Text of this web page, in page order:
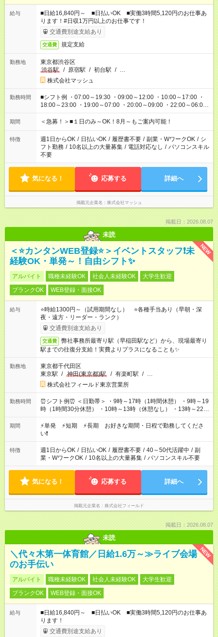
給与
■日給16,840円～ ■日払いOK ■実働3時間5,120円のお仕事あ
ります！#日収1万円以上のお仕事です！
交通費別途支給あり
交通費 規定支給
勤務地
東京都渋谷区
渋谷駅
/ 原宿駅 / 初台駅 / …
株式会社マッシュ
勤務時間
■シフト例 ・07:00～19:30 ・09:00～12:00 ・10:00～17:00 ・
18:00～23:00 ・19:00～07:00 ・20:00～09:00 ・22:00～06:00
etc ★最短で3時間で5,120円のお仕事から 15時間で2万円近く稼
げるお仕事も！ ご希望のお時間に合わせてご紹介！ ※シフトは
ください！
期間 ＜急募！＞■１日のみ～OK！8月～もご案内可能！
特徴 週1日からOK / 日払いOK / 履歴書不要 / 副業・WワークOK / シ
フト勤務 / 10名以上の大量募集 / 電話対応なし / パソコンスキル
不要
気になる！ 応募する 詳細へ
掲載元企業名 株式会社マッシュ
掲載日：2026.08.07
未読
NEW
＜⭐カンタンWEB登録⭐＞イベントスタッフ❗未
経験OK・単発～！自由シフト✨
アルバイト 職種未経験OK 社会人未経験OK
大学生歓迎
ブランクOK
WEB登録・面接OK
給与
⭐時給1300円～（試用期間なし） ⭐各種手当あり（早朝・深
夜・遠方・リーダー・ランク）
交通費別途支給あり
交通費
弊社事務所最寄り駅（早稲田駅など）から、現場最寄り
駅までの往復分支給！実費よりプラスになることも✨
勤務地
東京都千代田区
東京駅 / 神田(東京都)駅 / 有楽町駅 / …
株式会社フィールド東京営業所
勤務時間
⏰シフト例⏰ ＜日勤帯＞ ・9時～17時（1時間休憩） ・9時～19
時（1時間30分休憩） ・10時～13時（休憩なし） ・13時～22時
（1時間休憩） ＜夜勤帯＞ ・22時～午前2時（休憩なし） ・23
時～午前7時（1時間休憩） ・午前0時～6時（休憩なし） ※案件
や日程により変動があります。 ※なるべく希望シフトに合うよ
う調整しております。
期間
⚡単発 ⚡短期 ⚡長期 お好きな期間・日程で勤務してくださ
い❗
特徴 週1日からOK / 日払いOK / 履歴書不要 / 40～50代活躍中 / 副
業・WワークOK / 10名以上の大量募集 / パソコンスキル不要
気になる！ 応募する 詳細へ
掲載元企業名 株式会社フィールド
掲載日：2026.08.07
未読
NEW
＼代々木第一体育館／日給1.6万～≫ライブ会場
のお手伝い
アルバイト 職種未経験OK 社会人未経験OK
大学生歓迎
ブランクOK
WEB登録・面接OK
給与
■日給16,840円～ ■日払いOK ■実働3時間5,120円のお仕事あ
ります！
交通費別途支給あり